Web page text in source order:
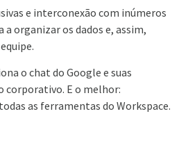
e interconexão com inúmeros
organizar os dados e, assim,
o chat do Google e suas
corporativo. E o melhor:
as ferramentas do Workspace.